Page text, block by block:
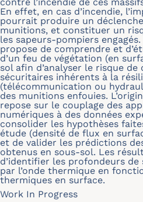
En effet, en cas d’incendie,
pourrait produire un
munitions, et constituer un
les sapeurs-pompiers
propose de comprendre et
d’un feu de végétation (en
sol afin d’analyser le risque de
sécuritaires inhérents à la
(télécommunication ou
des munitions enfouies.
repose sur le couplage des
numériques à des données
consolider les hypothèses
étude (densité de flux en
et de valider les prédictions
obtenus en sous-sol. Les
d’identifier les profondeurs
par l’onde thermique en
thermiques en surface.
Work In Progress